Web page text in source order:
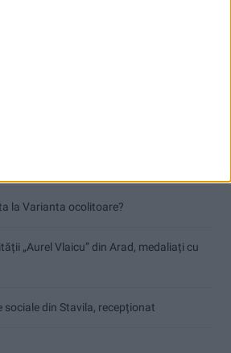
la Varianta ocolitoare?
„Aurel Vlaicu” din Arad, medaliați cu
sociale din Stavila, recepționat